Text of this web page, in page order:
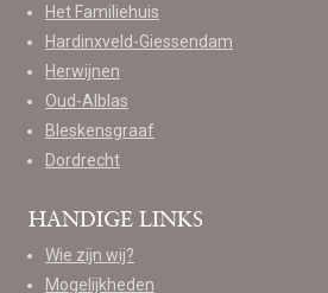
Het Familiehuis
Hardinxveld-Giessendam
Herwijnen
Oud-Alblas
Bleskensgraaf
Dordrecht
HANDIGE LINKS
Wie zijn wij?
Mogelijkheden